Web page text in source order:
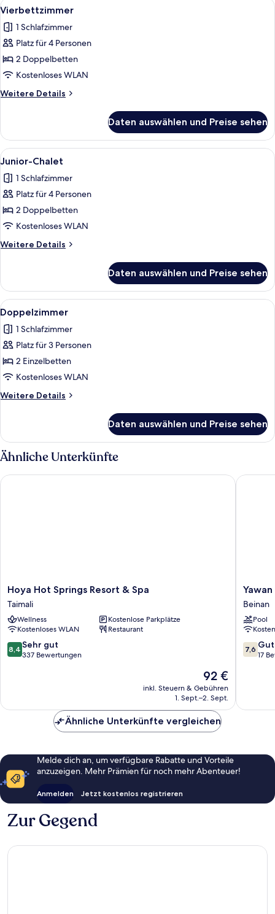
Alle
Fotos
für
Vierbettzimmer
anzeigen
5
Vierbettzimmer
1 Schlafzimmer
Platz für 4 Personen
2 Doppelbetten
Kostenloses WLAN
Weitere Details
Weitere
Daten auswählen und Preise sehen
Alle
Fotos
für
Junior-
Chalet
anzeigen
Ein Zimmer in einer Holzhütte mit
5
Junior-Chalet
1 Schlafzimmer
Platz für 4 Personen
2 Doppelbetten
Kostenloses WLAN
Weitere Details
Weitere
Chalet
Daten auswählen und Preise sehen
Alle
Fotos
für
Doppelzimmer
anzeigen
Ein Zimmer in einer Holzhütte mit
5
Doppelzimmer
1 Schlafzimmer
Platz für 3 Personen
2 Einzelbetten
Kostenloses WLAN
Weitere Details
Weitere
Daten auswählen und Preise sehen
Ähnliche Unterkünfte
Hoya
Hot
Springs
Resort
&
Spa
Taimali
Hoya Hot Springs Resort & Spa
Taimali
Wellness
Kostenlose Parkplätze
Kostenloses WLAN
Restaurant
8.4
von
Bewertungen
8,4 Sehr gut
337 Bewertungen
Der
Preis
beträgt
92 €
inkl. Steuern & Gebühren
1. Sept.–2. Sept.
Hoya Hot Springs Resort & Spa
Yawan
Spa
Hotel
Beinan
Beinan
Pool
7.6
von
7,6 Gut
17
Yawan
Ähnliche Unterkünfte vergleichen
Melde dich an, um verfügbare Rabatte und Vorteile
anzuzeigen. Mehr Prämien für noch mehr Abenteuer!
Anmelden Jetzt kostenlos registrieren
Zur Gegend